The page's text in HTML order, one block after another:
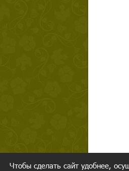
Чтобы сделать сайт удобнее,